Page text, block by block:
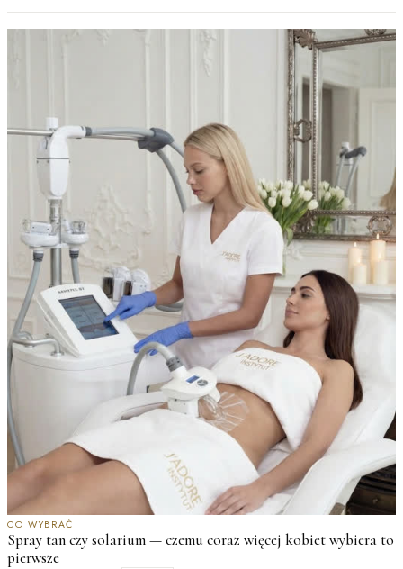
CO WYBRAĆ
Spray tan czy solarium — czemu coraz więcej kobiet wybiera to
pierwsze